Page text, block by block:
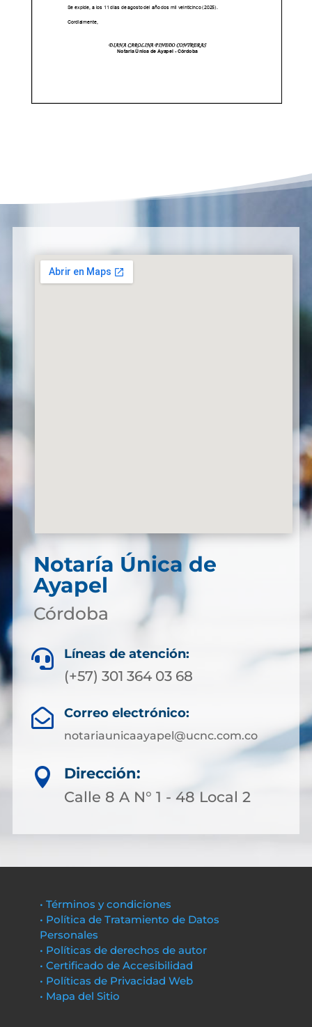
Notaría Única de
Ayapel
Córdoba
 Líneas de atención:
(+57) 301 364 03 68
 Correo electrónico:
notariaunicaayapel@ucnc.com.co

Dirección:
Calle 8 A N° 1 - 48 Local 2
• Términos y condiciones
• Política de Tratamiento de Datos
Personales
• Políticas de derechos de autor
• Certificado de Accesibilidad
• Políticas de Privacidad Web
• Mapa del Sitio